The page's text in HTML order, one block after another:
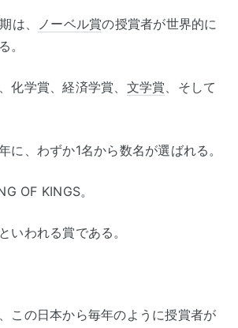
は、 ノーベル賞の授賞者が世界的に
。
化学賞、経済学賞、 文学賞、そして
に、わずか1名から数名が選ばれる。
OF KINGS。
いわれる賞である。
この日本から毎年のように授賞者が